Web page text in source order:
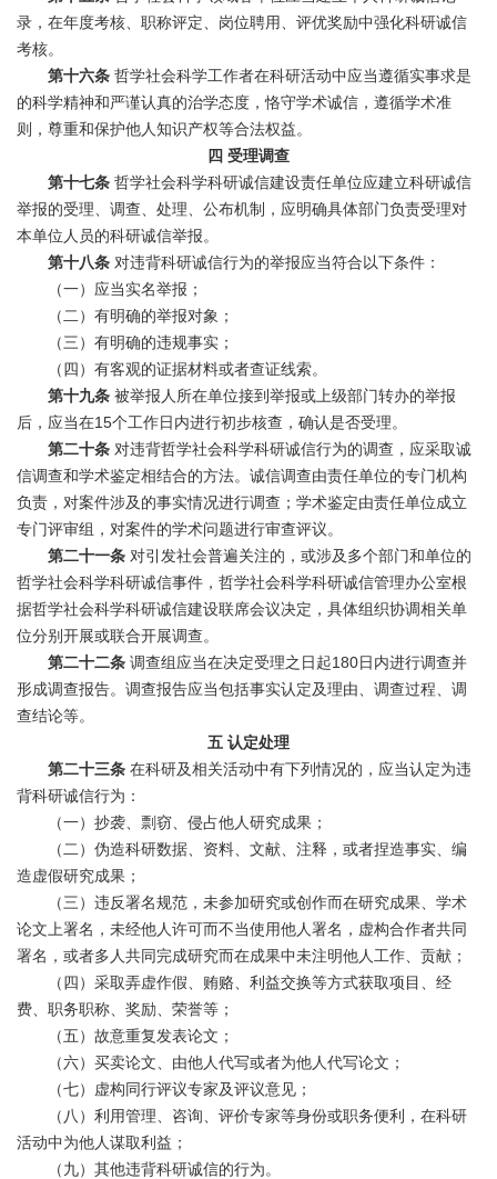
录，在年度考核、职称评定、岗位聘用、评优奖励中强化科研诚信
考核。
第十六条 哲学社会科学工作者在科研活动中应当遵循实事求是
的科学精神和严谨认真的治学态度，恪守学术诚信，遵循学术准
则，尊重和保护他人知识产权等合法权益。
四 受理调查
第十七条 哲学社会科学科研诚信建设责任单位应建立科研诚信
举报的受理、调查、处理、公布机制，应明确具体部门负责受理对
本单位人员的科研诚信举报。
第十八条 对违背科研诚信行为的举报应当符合以下条件：
（一）应当实名举报；
（二）有明确的举报对象；
（三）有明确的违规事实；
（四）有客观的证据材料或者查证线索。
第十九条 被举报人所在单位接到举报或上级部门转办的举报
后，应当在15个工作日内进行初步核查，确认是否受理。
第二十条 对违背哲学社会科学科研诚信行为的调查，应采取诚
信调查和学术鉴定相结合的方法。诚信调查由责任单位的专门机构
负责，对案件涉及的事实情况进行调查；学术鉴定由责任单位成立
专门评审组，对案件的学术问题进行审查评议。
第二十一条 对引发社会普遍关注的，或涉及多个部门和单位的
哲学社会科学科研诚信事件，哲学社会科学科研诚信管理办公室根
据哲学社会科学科研诚信建设联席会议决定，具体组织协调相关单
位分别开展或联合开展调查。
第二十二条 调查组应当在决定受理之日起180日内进行调查并
形成调查报告。调查报告应当包括事实认定及理由、调查过程、调
查结论等。
五 认定处理
第二十三条 在科研及相关活动中有下列情况的，应当认定为违
背科研诚信行为：
（一）抄袭、剽窃、侵占他人研究成果；
（二）伪造科研数据、资料、文献、注释，或者捏造事实、编
造虚假研究成果；
（三）违反署名规范，未参加研究或创作而在研究成果、学术
论文上署名，未经他人许可而不当使用他人署名，虚构合作者共同
署名，或者多人共同完成研究而在成果中未注明他人工作、贡献；
（四）采取弄虚作假、贿赂、利益交换等方式获取项目、经
费、职务职称、奖励、荣誉等；
（五）故意重复发表论文；
（六）买卖论文、由他人代写或者为他人代写论文；
（七）虚构同行评议专家及评议意见；
（八）利用管理、咨询、评价专家等身份或职务便利，在科研
活动中为他人谋取利益；
（九）其他违背科研诚信的行为。